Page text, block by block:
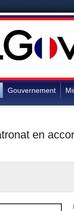
Gouvernement
en